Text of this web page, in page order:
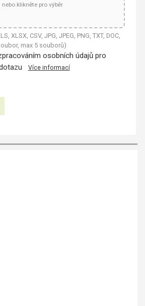
nebo klikněte pro výběr
XLSX, CSV, JPG, JPEG, PNG, TXT, DOC,
max 5 souborů)
osobních údajů pro
Více informací